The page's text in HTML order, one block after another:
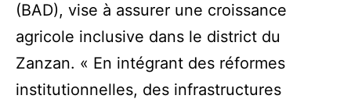
(BAD), vise à assurer une croissance
agricole inclusive dans le district du
Zanzan. « En intégrant des réformes
institutionnelles, des infrastructures